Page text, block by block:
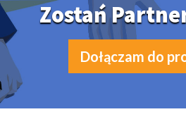
Zostań
Dołączam do